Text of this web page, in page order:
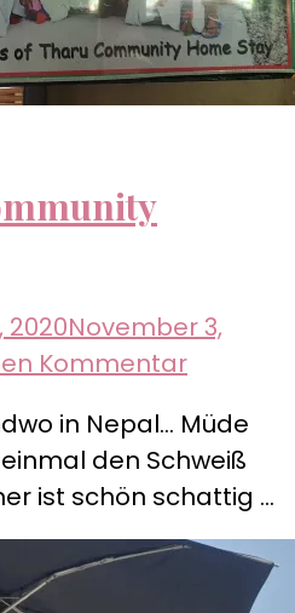
2020November 3,
Kommentarzu
Tharu-
in Nepal… Müde
den Schweiß
ist schön schattig …